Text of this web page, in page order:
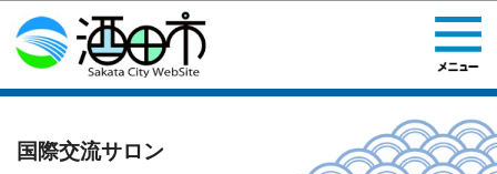
このページの本文へ移動
国際交流サロン